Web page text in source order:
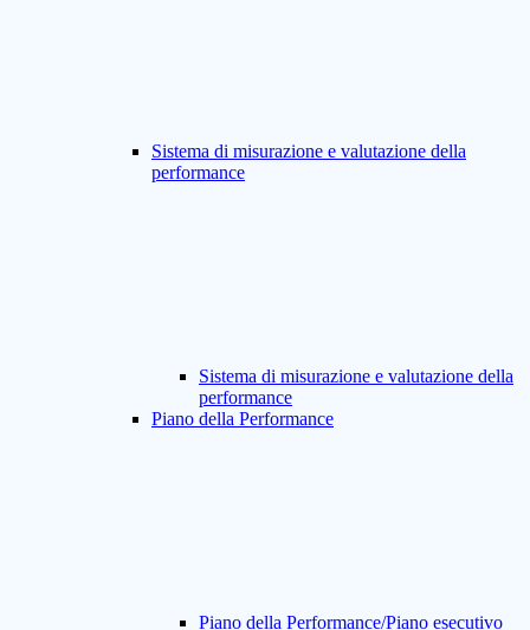
Sistema di misurazione e valutazione della
performance
Sistema di misurazione e valutazione della
performance
Piano della Performance
Piano della Performance/Piano esecutivo